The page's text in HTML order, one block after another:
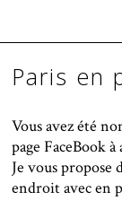
Paris en
Vous avez été
page FaceBook
Je vous propose
endroit avec en